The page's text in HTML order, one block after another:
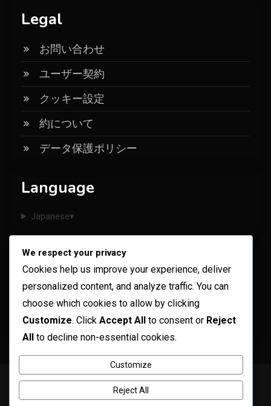
Legal
お問い合わせ
ユーザー契約
クッキー設定
約について
データ保護ポリシー
Language
Japanese▾
Categories
ペット用品の選び方の理由
ペット用品購入時のプロセス
Copyright © ogma blog 2026Proudly powered by WordPress
Theme: ogma-blog byMystery Themes
We respect your privacy
Cookies help us improve your experience, deliver
personalized content, and analyze traffic. You can
choose which cookies to allow by clicking
Customize. Click Accept All to consent or Reject
All to decline non-essential cookies.
Customize
Reject All